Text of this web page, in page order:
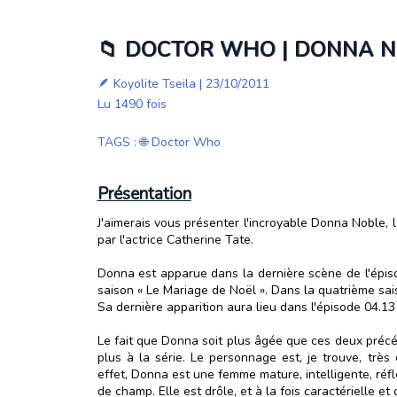
📁 DOCTOR WHO | DONNA
🪶 Koyolite Tseila | 23/10/2011
Lu 1490 fois
TAGS :🌐 Doctor Who
Présentation
J'aimerais vous présenter l'incroyable Donna
par l'actrice Catherine Tate.
Donna est apparue dans la dernière scène de
saison « Le Mariage de Noël ». Dans la quatrième
Sa dernière apparition aura lieu dans l'épisode 04.13
Le fait que Donna soit plus âgée que ces deux
plus à la série. Le personnage est, je trouve,
effet, Donna est une femme mature, intelligente,
de champ. Elle est drôle, et à la fois caractérielle et